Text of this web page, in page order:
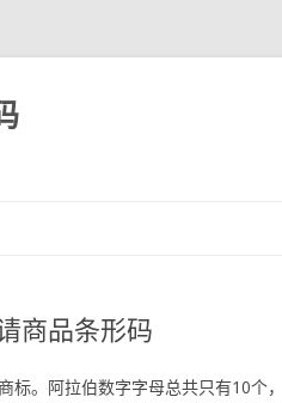
商品条形码
标。阿拉伯数字字母总共只有10个